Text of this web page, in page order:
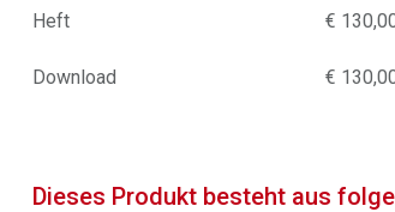
Heft €
Download €
Dieses Produkt besteht aus